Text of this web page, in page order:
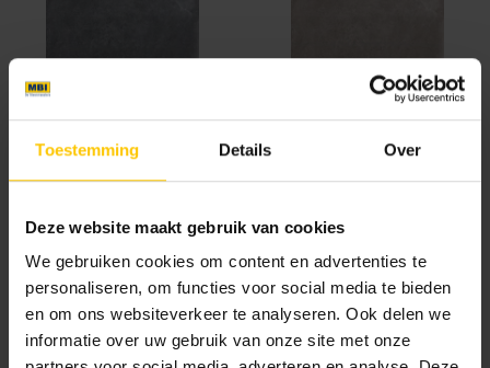
Toestemming Details Over
Deze website maakt gebruik van cookies
We gebruiken cookies om content en advertenties te
personaliseren, om functies voor social media te bieden
en om ons websiteverkeer te analyseren. Ook delen we
informatie over uw gebruik van onze site met onze
Light Grey
Mid Grey